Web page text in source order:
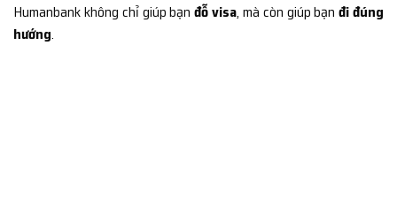
Humanbank không chỉ giúp bạnđỗ visa, mà còn giúp bạnđi đúng
hướng.